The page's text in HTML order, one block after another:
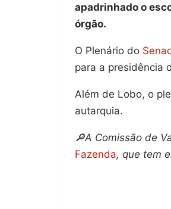
apadrinhado o
órgão.
O Plenário do
para a presidência
Além de Lobo, o
autarquia.
🔎A Comissão de
Fazenda, que tem